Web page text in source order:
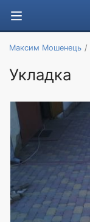
Максим Мошенець
Укладка